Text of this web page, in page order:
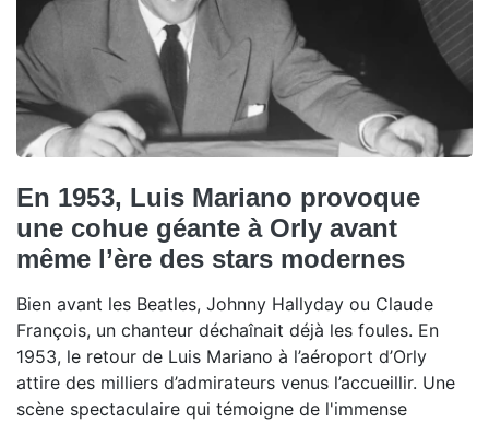
En 1953, Luis Mariano provoque
une cohue géante à Orly avant
même l’ère des stars modernes
Bien avant les Beatles, Johnny Hallyday ou Claude
François, un chanteur déchaînait déjà les foules. En
1953, le retour de Luis Mariano à l’aéroport d’Orly
attire des milliers d’admirateurs venus l’accueillir. Une
scène spectaculaire qui témoigne de l'immense